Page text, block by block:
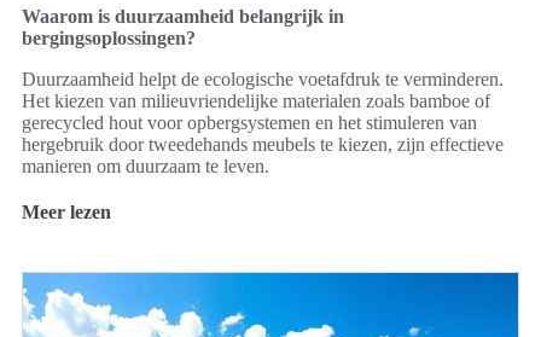
Waarom is duurzaamheid belangrijk in
bergingsoplossingen?
Duurzaamheid helpt de ecologische voetafdruk te verminderen.
Het kiezen van milieuvriendelijke materialen zoals bamboe of
gerecycled hout voor opbergsystemen en het stimuleren van
hergebruik door tweedehands meubels te kiezen, zijn effectieve
manieren om duurzaam te leven.
Meer lezen